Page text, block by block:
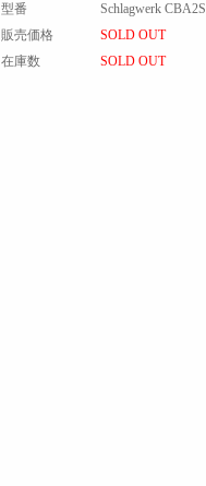
型番
Schlagwerk CBA2S
販売価格
SOLD OUT
在庫数
SOLD OUT